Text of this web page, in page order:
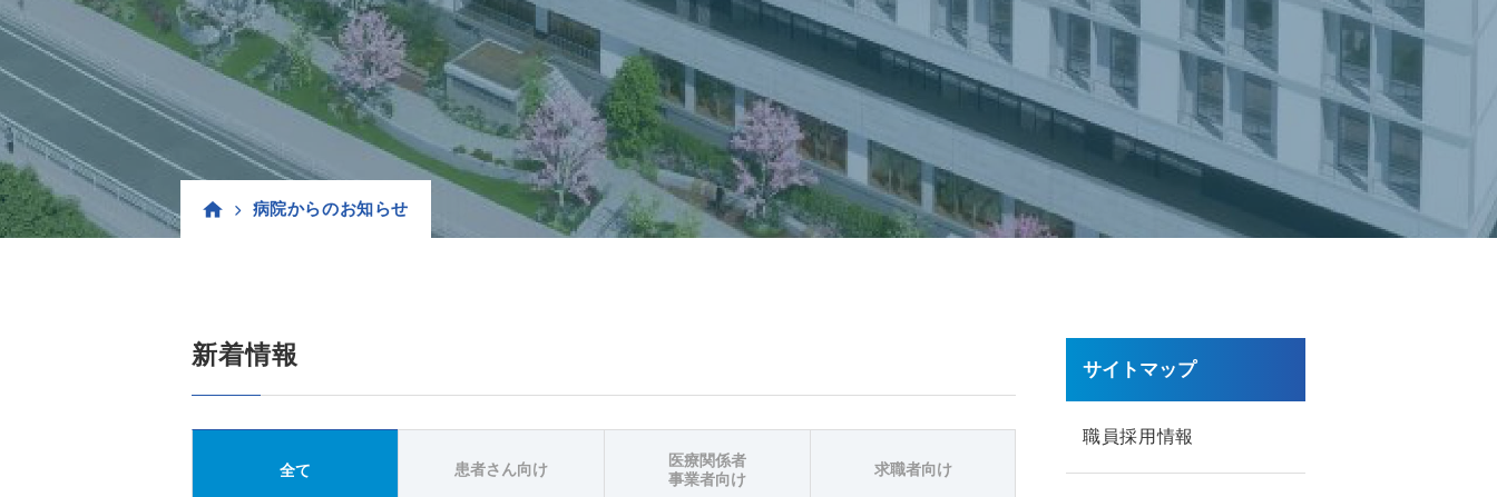
病院からのお知らせ
新着情報
全て 患者さん向け
医療関係者
事業者向け
求職者向け
サイトマップ
職員採用情報